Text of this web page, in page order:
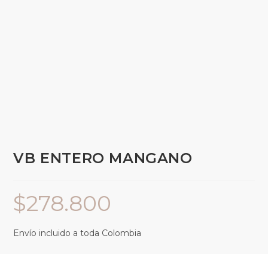
VB ENTERO MANGANO
$278.800
Envío incluido a toda Colombia